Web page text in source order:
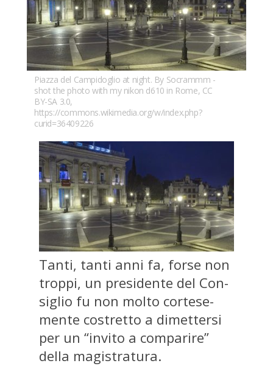
Piazza del Campidoglio at night. By Socrammm -
shot the photo with my nikon d610 in Rome, CC
BY-SA 3.0,
https://commons.wikimedia.org/w/index.php?
curid=36409226
Tan­ti, tan­ti anni fa, for­se non
trop­pi, un pre­si­den­te del Con­
si­glio fu non mol­to cor­te­se­
men­te co­stret­to a di­met­ter­si
per un “in­vi­to a com­pa­ri­re”
del­la ma­gi­stra­tu­ra.